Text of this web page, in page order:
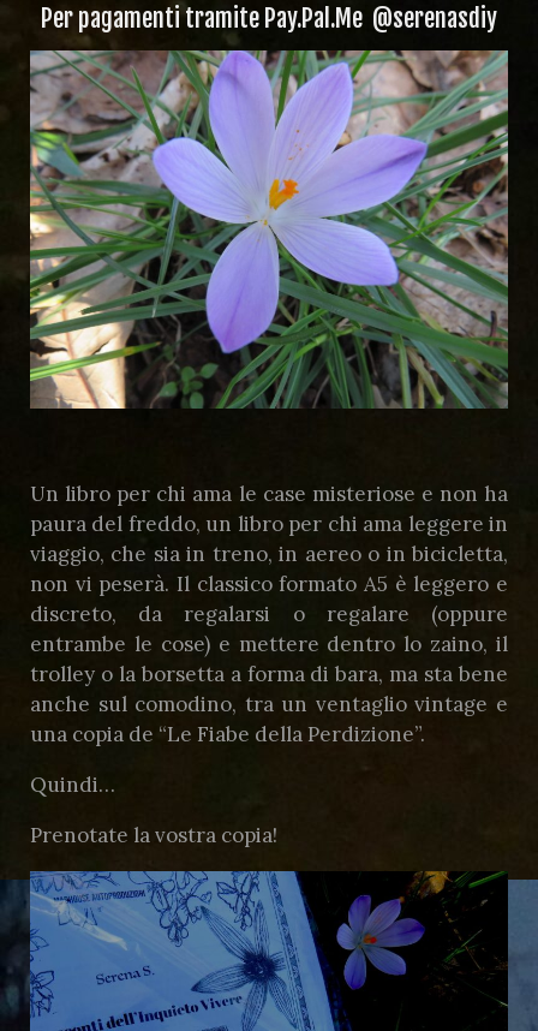
Per pagamenti tramitePay.Pal.Me @serenasdiy
Un libro per chi ama le case misteriose e non ha
paura del freddo, un libro per chi ama leggere in
viaggio, che sia in treno, in aereo o in bicicletta,
non vi peserà. Il classico formato A5 è leggero e
discreto, da regalarsi o regalare (oppure
entrambe le cose) e mettere dentro lo zaino, il
trolley o la borsetta a forma di bara, ma sta bene
anche sul comodino, tra un ventaglio vintage e
una copia de “Le Fiabe della Perdizione”.
Quindi…
Prenotate la vostra copia!